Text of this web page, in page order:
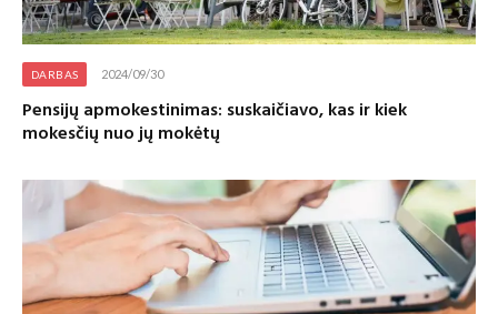
DARBAS 2024/09/30
Pensijų apmokestinimas: suskaičiavo, kas ir kiek
mokesčių nuo jų mokėtų